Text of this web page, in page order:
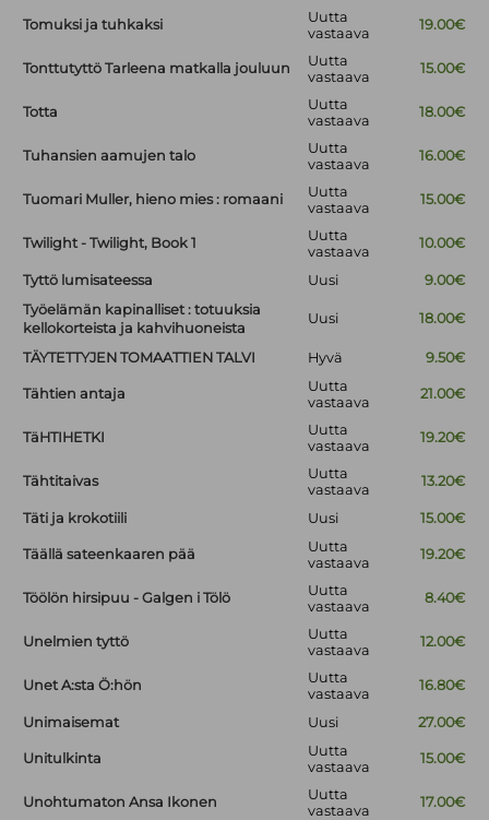
Tomuksi ja tuhkaksi
Uutta
vastaava
19.00€
Tonttutyttö Tarleena matkalla jouluun
Uutta
vastaava
15.00€
Totta
Uutta
vastaava
18.00€
Tuhansien aamujen talo
Uutta
vastaava
16.00€
Tuomari Muller, hieno mies : romaani
Uutta
vastaava
15.00€
Twilight - Twilight, Book 1
Uutta
vastaava
10.00€
Tyttö lumisateessa Uusi
9.00€
Työelämän kapinalliset : totuuksia
kellokorteista ja kahvihuoneista
Uusi 18.00€
TÄYTETTYJEN TOMAATTIEN TALVI Hyvä 9.50€
Tähtien antaja
Uutta
vastaava
21.00€
TäHTIHETKI
Uutta
vastaava
19.20€
Tähtitaivas
Uutta
vastaava
13.20€
Täti ja krokotiili Uusi 15.00€
Täällä sateenkaaren pää
Uutta
vastaava
19.20€
Töölön hirsipuu - Galgen i Tölö
Uutta
vastaava
8.40€
Unelmien tyttö
Uutta
vastaava
12.00€
Unet A:sta Ö:hön
Uutta
vastaava
16.80€
Unimaisemat Uusi 27.00€
Unitulkinta
Uutta
vastaava
15.00€
Unohtumaton Ansa Ikonen
Uutta
vastaava
17.00€